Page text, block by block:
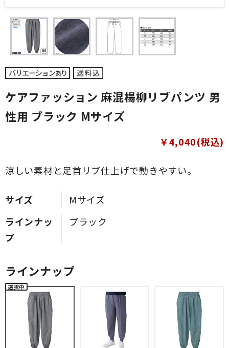
ケアファッション 麻混楊柳リブパンツ 男
性用 ブラック Mサイズ
涼しい素材と足首リブ仕上げで動きやすい。
￥4,040(税込)
サイズ
Mサイズ
ラインナッ
プ
ブラック
ラインナップ